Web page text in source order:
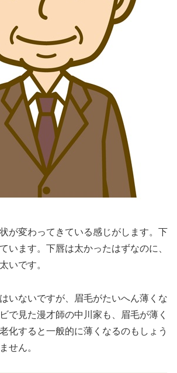
が変わってきている感じがします。下
います。下唇は太かったはずなのに、
いです。
いないですが、眉毛がたいへん薄くな
で見た漫才師の中川家も、眉毛が薄く
化すると一般的に薄くなるのもしょう
せん。